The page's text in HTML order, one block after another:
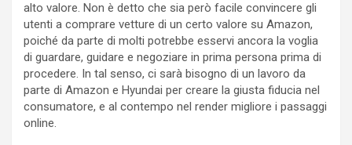
alto valore. Non è detto che sia però facile convincere gli
utenti a comprare vetture di un certo valore su Amazon,
poiché da parte di molti potrebbe esservi ancora la voglia
di guardare, guidare e negoziare in prima persona prima di
procedere. In tal senso, ci sarà bisogno di un lavoro da
parte di Amazon e Hyundai per creare la giusta fiducia nel
consumatore, e al contempo nel render migliore i passaggi
online.